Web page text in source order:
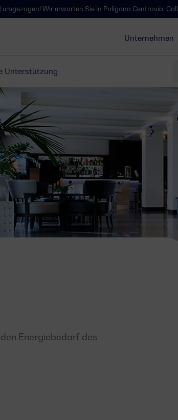
Unternehmen
Unterstützung
erwarten Sie in Polígono Centrovía, Calle La
Energiebedarf des